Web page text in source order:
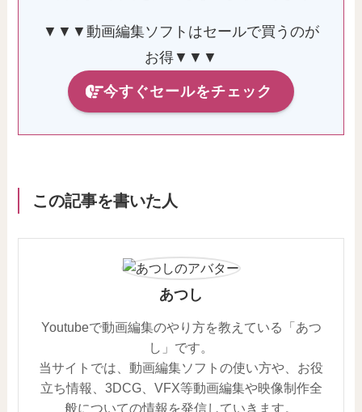
▼▼▼動画編集ソフトはセールで買うのが
お得▼▼▼
今すぐセールをチェック
この記事を書いた人
あつし
Youtubeで動画編集のやり方を教えている「あつ
し」です。
当サイトでは、動画編集ソフトの使い方や、お役
立ち情報、3DCG、VFX等動画編集や映像制作全
般についての情報を発信していきます。